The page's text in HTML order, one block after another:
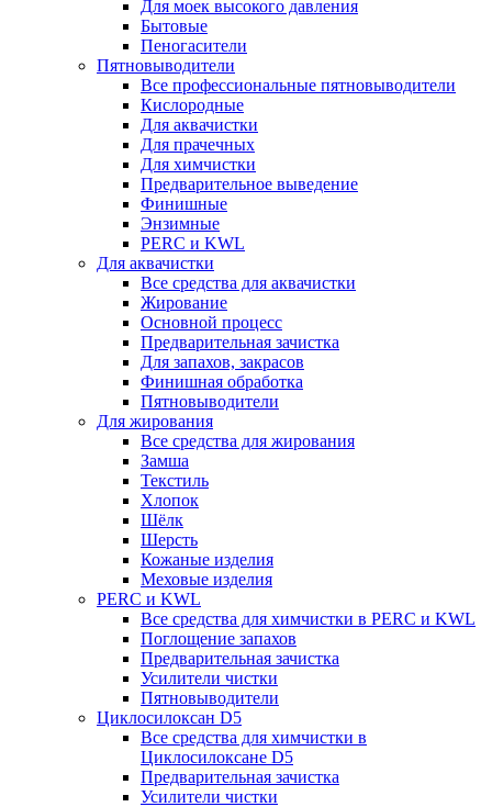
Для моек высокого давления
Бытовые
Пеногасители
Пятновыводители
Все профессиональные пятновыводители
Кислородные
Для аквачистки
Для прачечных
Для химчистки
Предварительное выведение
Финишные
Энзимные
PERC и KWL
Для аквачистки
Все средства для аквачистки
Жирование
Основной процесс
Предварительная зачистка
Для запахов, закрасов
Финишная обработка
Пятновыводители
Для жирования
Все средства для жирования
Замша
Текстиль
Хлопок
Шёлк
Шерсть
Кожаные изделия
Меховые изделия
PERC и KWL
Все средства для химчистки в PERC и KWL
Поглощение запахов
Предварительная зачистка
Усилители чистки
Пятновыводители
Циклосилоксан D5
Все средства для химчистки в
Циклосилоксане D5
Предварительная зачистка
Усилители чистки